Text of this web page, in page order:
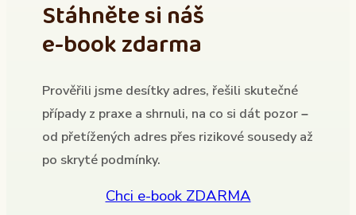
Stáhněte si náš
e-book zdarma
Prověřili jsme desítky adres, řešili skutečné
případy z praxe a shrnuli, na co si dát pozor –
od přetížených adres přes rizikové sousedy až
po skryté podmínky.
Chci e-book ZDARMA